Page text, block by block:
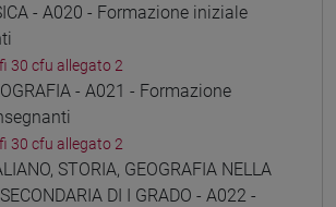
- A020 - Formazione iniziale
fi 30 cfu allegato 2
- A021 - Formazione
fi 30 cfu allegato 2
STORIA, GEOGRAFIA NELLA
DI I GRADO - A022 -